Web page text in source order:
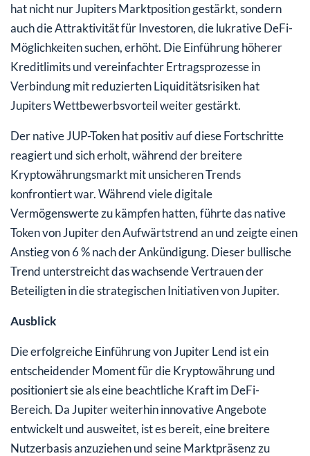
hat nicht nur Jupiters Marktposition gestärkt, sondern
auch die Attraktivität für Investoren, die lukrative DeFi-
Möglichkeiten suchen, erhöht. Die Einführung höherer
Kreditlimits und vereinfachter Ertragsprozesse in
Verbindung mit reduzierten Liquiditätsrisiken hat
Jupiters Wettbewerbsvorteil weiter gestärkt.
Der native JUP-Token hat positiv auf diese Fortschritte
reagiert und sich erholt, während der breitere
Kryptowährungsmarkt mit unsicheren Trends
konfrontiert war. Während viele digitale
Vermögenswerte zu kämpfen hatten, führte das native
Token von Jupiter den Aufwärtstrend an und zeigte einen
Anstieg von 6 % nach der Ankündigung. Dieser bullische
Trend unterstreicht das wachsende Vertrauen der
Beteiligten in die strategischen Initiativen von Jupiter.
Ausblick
Die erfolgreiche Einführung von Jupiter Lend ist ein
entscheidender Moment für die Kryptowährung und
positioniert sie als eine beachtliche Kraft im DeFi-
Bereich. Da Jupiter weiterhin innovative Angebote
entwickelt und ausweitet, ist es bereit, eine breitere
Nutzerbasis anzuziehen und seine Marktpräsenz zu